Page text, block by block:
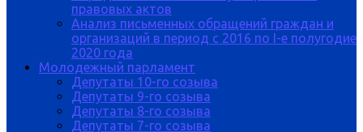
правовых актов
Анализ письменных обращений граждан и
организаций в период с 2016 по I-е полугодие
2020 года
Молодежный парламент
Депутаты 10-го созыва
Депутаты 9-го созыва
Депутаты 8-го созыва
Депутаты 7-го созыва